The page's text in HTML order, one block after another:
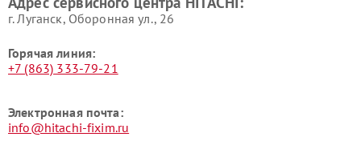
г. Луганск, Оборонная ул., 26
Горячая линия:
+7 (863) 333-79-21
Электронная почта:
info@hitachi-fixim.ru